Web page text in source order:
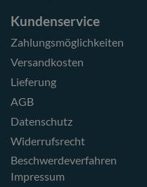
Kundenservice
Zahlungsmöglichkeiten
Versandkosten
Lieferung
AGB
Datenschutz
Widerrufsrecht
Beschwerdeverfahren
Impressum